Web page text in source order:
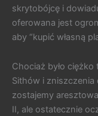
skrytobójcę i
oferowana jest
aby “kupić własną
Chociaż było
Sithów i zniszczenia
zostajemy
II, ale ostatecznie